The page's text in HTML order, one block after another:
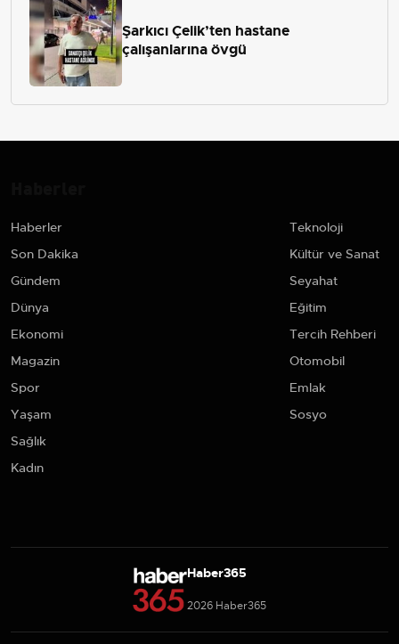
Şarkıcı Çelik’ten hastane
çalışanlarına övgü
Haberler
Son Dakika
Gündem
Dünya
Ekonomi
Magazin
Spor
Yaşam
Sağlık
Kadın
Teknoloji
Kültür ve Sanat
Seyahat
Eğitim
Tercih Rehberi
Otomobil
Emlak
Sosyo
Haber365
2026 Haber365